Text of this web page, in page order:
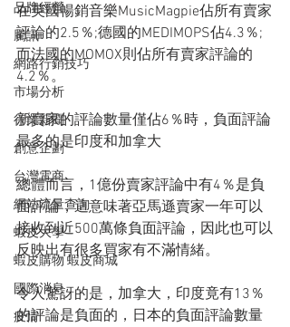
品牌經營
騰訊
網路行銷技巧
市場分析
行業新聞
創意企劃
台灣電商
網站流量查詢
蝦皮大學
蝦皮購物 蝦皮商城
國際消息
疫情
在英國暢銷音樂MusicMagpie佔所有賣家
評論的2.5％;德國的MEDIMOPS佔4.3％;
而法國的MOMOX則佔所有賣家評論的
4.2％。
新賣家的評論數量僅佔6％時，負面評論
最多的是印度和加拿大
總體而言，1億份賣家評論中有4％是負
面評論，這意味著亞馬遜賣家一年可以
接收到近500萬條負面評論，因此也可以
反映出有很多買家有不滿情緒。
令人驚訝的是，加拿大，印度竟有13％
的評論是負面的，日本的負面評論數量